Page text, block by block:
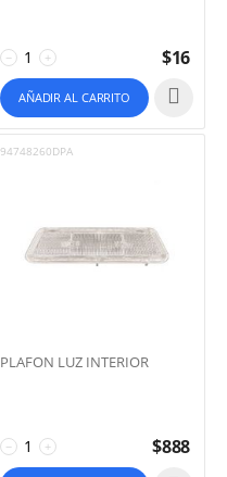
+
− $16
AÑADIR AL CARRITO
94748260DPA
PLAFON LUZ INTERIOR
+
− $888